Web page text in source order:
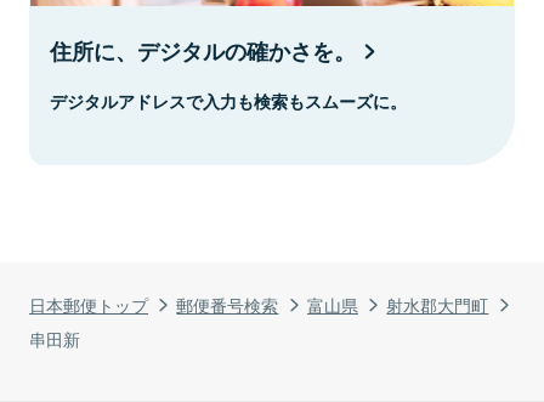
日本郵便トップ 郵便番号検索 富山県
射水郡大門町
串田新
住所に、デジタルの確かさを。
デジタルアドレスで入力も検索もスムーズに。